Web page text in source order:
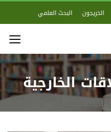
الخريجون البحث العلمي
الخارجية